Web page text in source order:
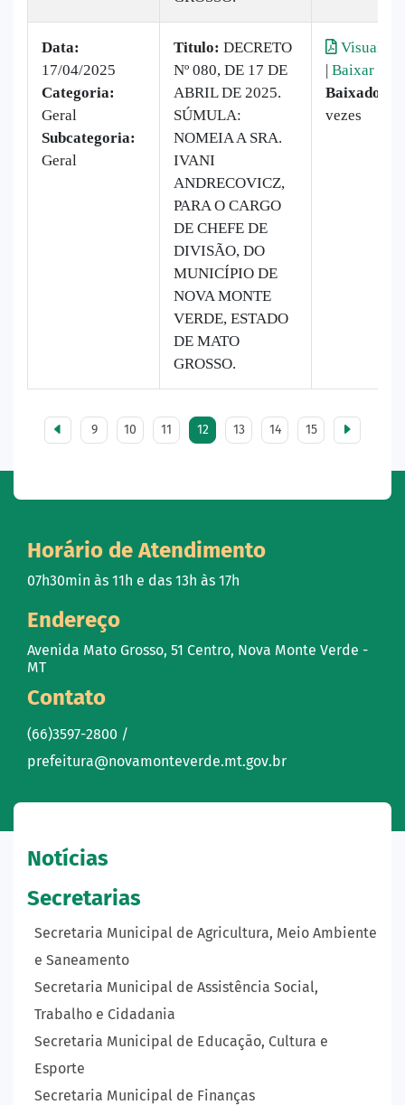
Data:
17/04/2025
Categoria:
Geral
Subcategoria:
Geral
Titulo: DECRETO
Nº 080, DE 17 DE
ABRIL DE 2025.
SÚMULA:
NOMEIA A SRA.
IVANI
ANDRECOVICZ,
PARA O CARGO
DE CHEFE DE
DIVISÃO, DO
MUNICÍPIO DE
NOVA MONTE
VERDE, ESTADO
DE MATO
GROSSO.
Visualizar
| Baixar
Baixado:
vezes
9 10 11 12 13 14 15
Horário de Atendimento
07h30min às 11h e das 13h às 17h
Endereço
Avenida Mato Grosso, 51 Centro, Nova Monte Verde -
MT
Contato
(66)3597-2800 /
prefeitura@novamonteverde.mt.gov.br
Notícias
Secretarias
Secretaria Municipal de Agricultura, Meio Ambiente
e Saneamento
Secretaria Municipal de Assistência Social,
Trabalho e Cidadania
Secretaria Municipal de Educação, Cultura e
Esporte
Secretaria Municipal de Finanças